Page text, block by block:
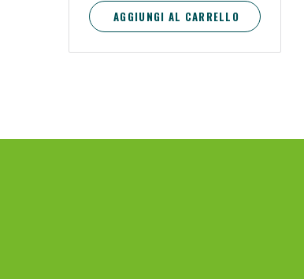
AGGIUNGI AL CARRELLO